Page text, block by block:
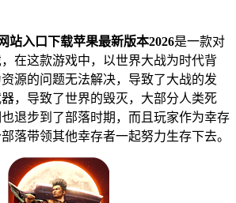
站入口下载苹果最新版本2026是一款对
在这款游戏中，以世界大战为时代背
源的问题无法解决，导致了大战的发
，导致了世界的毁灭，大部分人类死
退步到了部落时期，而且玩家作为幸存
落带领其他幸存者一起努力生存下去。